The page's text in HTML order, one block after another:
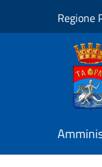
Regione